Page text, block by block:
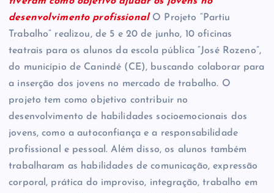
desenvolvimento profissionalO Projeto “Partiu
Trabalho” realizou, de 5 e 20 de junho, 10 oficinas
teatrais para os alunos da escola pública “José Rozeno”,
do município de Canindé (CE), buscando colaborar para
a inserção dos jovens no mercado de trabalho. O
projeto tem como objetivo contribuir no
desenvolvimento de habilidades socioemocionais dos
jovens, como a autoconfiança e a responsabilidade
profissional e pessoal. Além disso, os alunos também
trabalharam as habilidades de comunicação, expressão
corporal, prática do improviso, integração, trabalho em